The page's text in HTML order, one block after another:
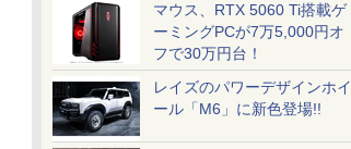
マウス、RTX 5060 Ti搭載ゲ
ーミングPCが7万5,000円オ
フで30万円台！
レイズのパワーデザインホイ
ール「M6」に新色登場!!